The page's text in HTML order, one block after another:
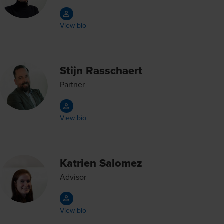
View bio
Stijn Rasschaert
Partner
View bio
Katrien Salomez
Advisor
View bio